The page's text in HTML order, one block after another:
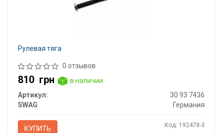
Рулевая тяга
0 отзывов
810 грн
в наличии
Артикул:
30 93 7436
SWAG
Германия
КУПИТЬ Код: 192478-3